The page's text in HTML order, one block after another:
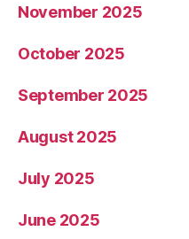
November 2025
October 2025
September 2025
August 2025
July 2025
June 2025